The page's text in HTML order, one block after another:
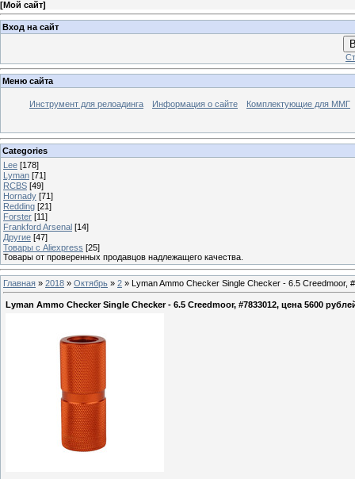
[Мой сайт]
Вход на сайт
Меню сайта
Инструмент для релоадинга Информация о сайте Комплектующие для ММГ
Categories
Lee [178]
Lyman [71]
RCBS [49]
Hornady [71]
Redding [21]
Forster [11]
Frankford Arsenal [14]
Другие [47]
Товары с Aliexpress [25]
Товары от проверенных продавцов надлежащего качества.
Главная » 2018 » Октябрь » 2 » Lyman Ammo Checker Single Checker - 6.5 Creedmoor,
Lyman Ammo Checker Single Checker - 6.5 Creedmoor, #7833012, цена 5600